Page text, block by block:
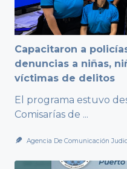
Capacitaron a
denuncias a niñas,
víctimas de delitos
El programa estuvo
Comisarías de ...
Agencia De Comunicación